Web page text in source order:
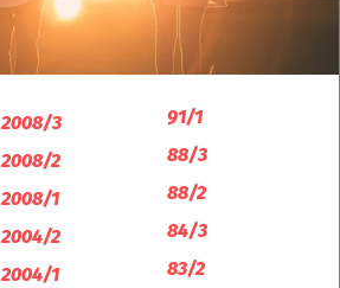
2008/3
2008/2
2008/1
2004/2
2004/1
91/1
88/3
88/2
84/3
83/2